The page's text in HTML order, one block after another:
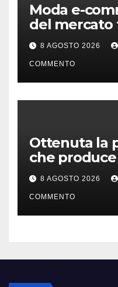
Moda e-
del mercato
second hand
8 AGOSTO 2026
COMMENTO
Ottenuta la
che
chiave della
8 AGOSTO 2026
COMMENTO